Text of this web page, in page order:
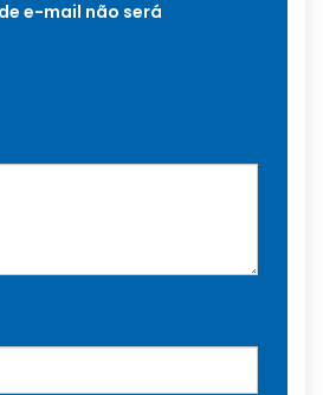
e-mail não será